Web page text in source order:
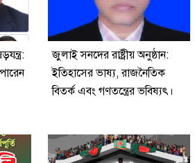
জুলাই সনদের রাষ্ট্রীয় অনুষ্ঠান:
ইতিহাসের ভাষ্য, রাজনৈতিক
বিতর্ক এবং গণতন্ত্রের ভবিষ্যৎ।